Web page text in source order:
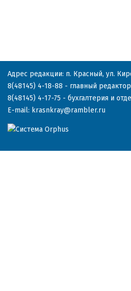
Адрес редакции: п. Красный, ул.
8(48145) 4-18-88 - главный редактор
8(48145) 4-17-75 - бухгалтерия и
E-mail: krasnkray@rambler.ru